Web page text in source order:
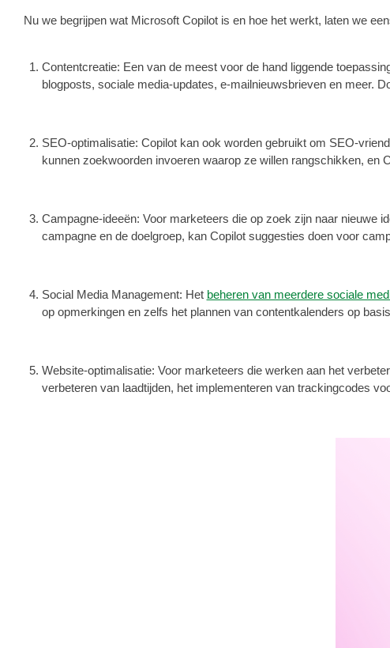
Nu we begrijpen wat Microsoft Copilot is en hoe het werkt, laten we
Contentcreatie: Een van de meest voor de hand liggende
blogposts, sociale media-updates, e-mailnieuwsbrieven en meer.
SEO-optimalisatie: Copilot kan ook worden gebruikt om SEO-
kunnen zoekwoorden invoeren waarop ze willen rangschikken, en
Campagne-ideeën: Voor marketeers die op zoek zijn naar nieuwe
campagne en de doelgroep, kan Copilot suggesties doen voor
Social Media Management: Het beheren van meerdere sociale
op opmerkingen en zelfs het plannen van contentkalenders op
Website-optimalisatie: Voor marketeers die werken aan het
verbeteren van laadtijden, het implementeren van trackingcodes